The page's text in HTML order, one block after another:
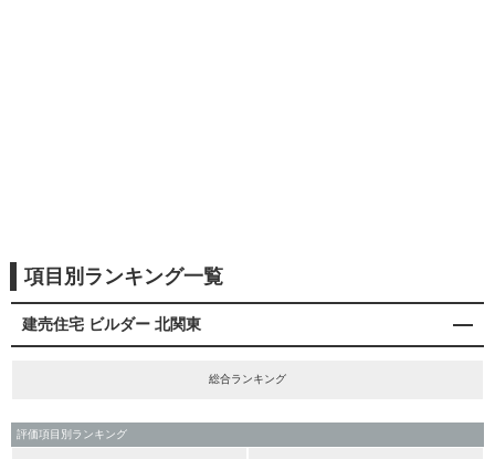
項目別ランキング一覧
建売住宅 ビルダー 北関東
総合ランキング
評価項目別ランキング